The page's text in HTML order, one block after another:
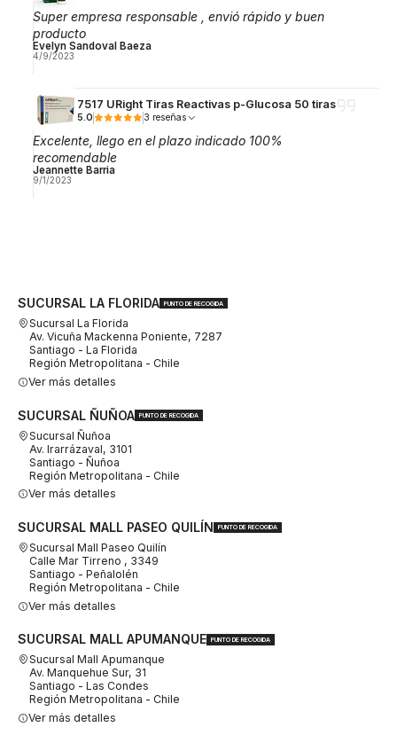
Super empresa responsable , envió rápido y buen
producto
Evelyn Sandoval Baeza
4/9/2023
7517 URight Tiras Reactivas p-Glucosa 50 tiras
5.0 3 reseñas
Excelente, llego en el plazo indicado 100%
recomendable
Jeannette Barria
9/1/2023
SUCURSAL LA FLORIDA PUNTO DE RECOGIDA
Sucursal La Florida
Av. Vicuña Mackenna Poniente, 7287
Santiago - La Florida
Región Metropolitana - Chile
Ver más detalles
SUCURSAL ÑUÑOA PUNTO DE RECOGIDA
Sucursal Ñuñoa
Av. Irarrázaval, 3101
Santiago - Ñuñoa
Región Metropolitana - Chile
Ver más detalles
SUCURSAL MALL PASEO QUILÍN PUNTO DE RECOGIDA
Sucursal Mall Paseo Quilín
Calle Mar Tirreno , 3349
Santiago - Peñalolén
Región Metropolitana - Chile
Ver más detalles
SUCURSAL MALL APUMANQUE PUNTO DE RECOGIDA
Sucursal Mall Apumanque
Av. Manquehue Sur, 31
Santiago - Las Condes
Región Metropolitana - Chile
Ver más detalles